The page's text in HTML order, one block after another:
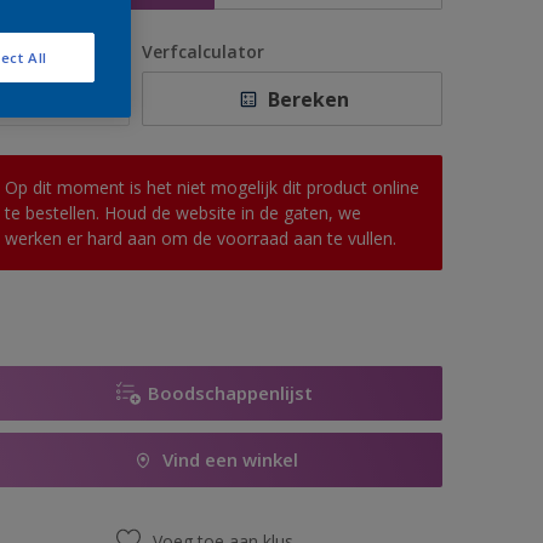
Verfcalculator
Bereken
Op dit moment is het niet mogelijk dit product online
te bestellen. Houd de website in de gaten, we
werken er hard aan om de voorraad aan te vullen.
Boodschappenlijst
Vind een winkel
All